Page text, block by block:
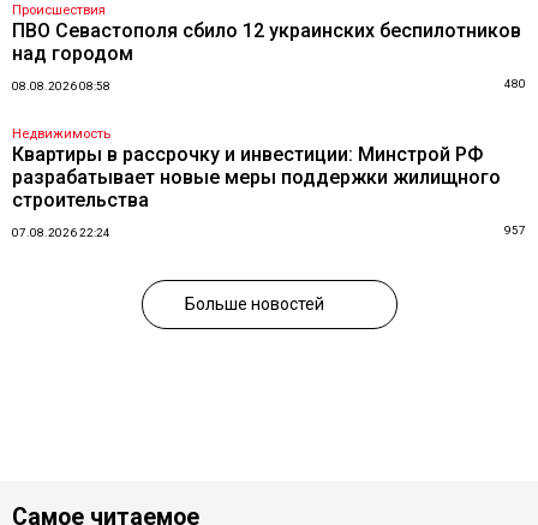
Происшествия
ПВО Севастополя сбило 12 украинских беспилотников
над городом
08.08.2026 08:58 480
Недвижимость
Квартиры в рассрочку и инвестиции: Минстрой РФ
разрабатывает новые меры поддержки жилищного
строительства
07.08.2026 22:24 957
Больше новостей
Самое читаемое